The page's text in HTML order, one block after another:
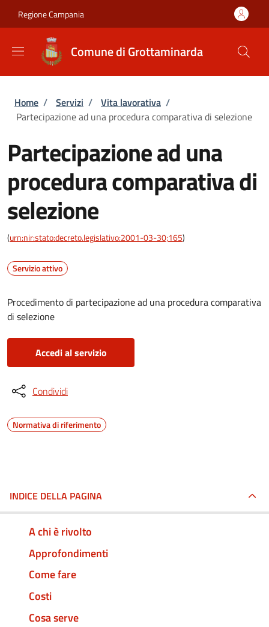
Regione Campania
Comune di Grottaminarda
Briciole di pane
Home / Servizi / Vita lavorativa /
Partecipazione ad una procedura comparativa di selezione
Partecipazione ad una
procedura comparativa di
selezione
(urn:nir:stato:decreto.legislativo:2001-03-30;165)
Servizio attivo
Procedimento di partecipazione ad una procedura comparativa
di selezione
Accedi al servizio
Condividi
Normativa di riferimento
INDICE DELLA PAGINA
A chi è rivolto
Approfondimenti
Come fare
Costi
Cosa serve